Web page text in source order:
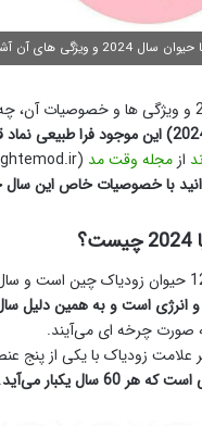
از مجله وقت مد (vaghtemod.ir)،
با خصوصیات خاص این
همین دلیل سال 2024، سال شکوفایی و رشد خواهد
علامت زودیاک با یکی از پنج
.